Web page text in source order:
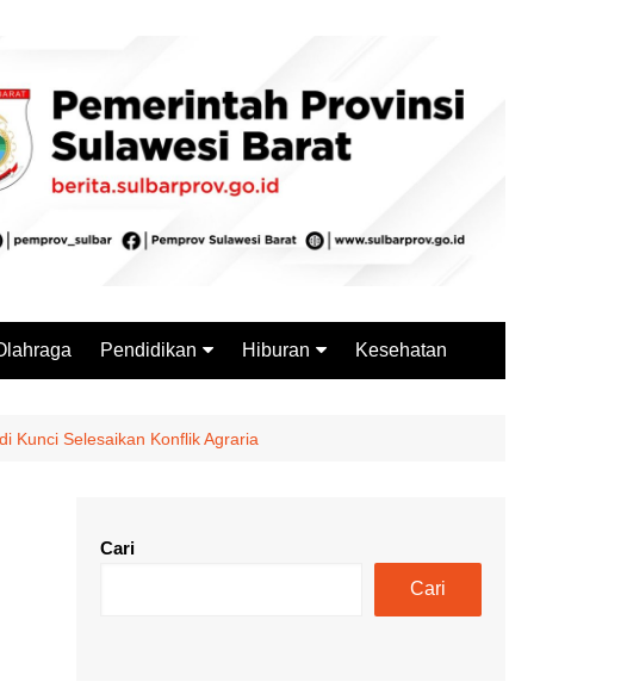
Pendidikan
Sejarah
Hiburan
Kuliner
Kesehatan
Kunci Selesaikan Konflik Agraria
Cari
Cari